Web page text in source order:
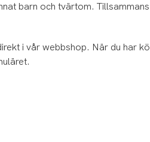
barn och tvärtom.
i vår webbshop. När du har